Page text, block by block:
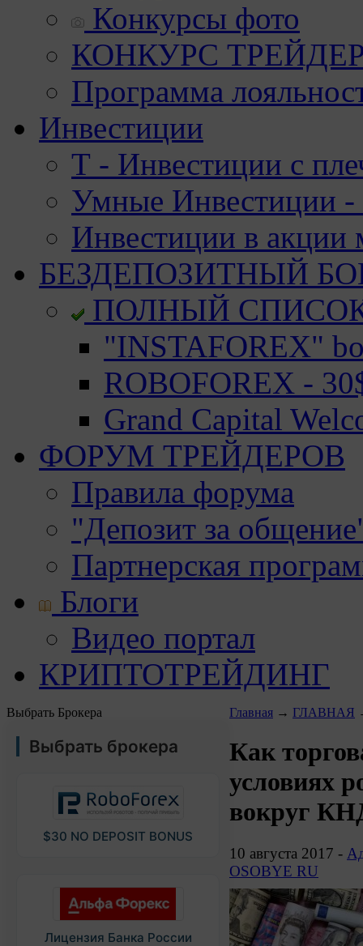
Конкурсы фото
КОНКУРС
Программа
Инвестиции
Т - Инвестиции с
Умные Инвестиции -
Инвестиции в акции
БЕЗДЕПОЗИТНЫЙ
ПОЛНЫЙ
"INSTAFOREX"
ROBOFOREX -
Grand Capital
ФОРУМ ТРЕЙДЕРОВ
Правила форума
"Депозит за
Партнерская
Блоги
Видео портал
КРИПТОТРЕЙДИНГ
Выбрать Брокера
Выбрать брокера
$30 NO DEPOSIT BONUS
Лицензия Банка России
Главная → ГЛАВНАЯ
Как
условиях
вокруг
10 августа 2017 -
OSOBYE RU